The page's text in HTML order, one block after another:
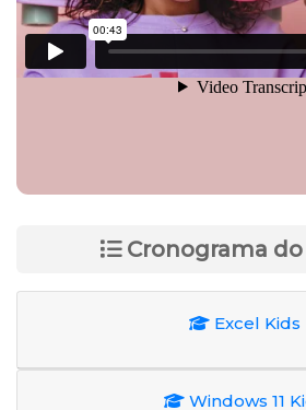
Cronograma
Excel Kids
Windows 11